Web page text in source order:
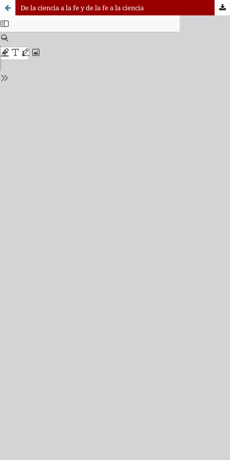
De la ciencia a la fe y de la fe a la ciencia